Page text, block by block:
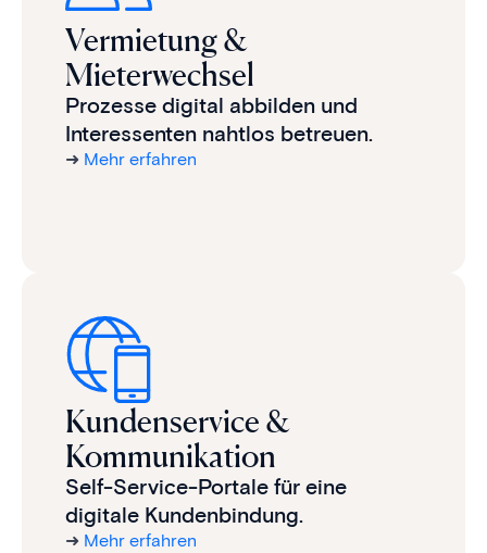
Vermietung &
Mieterwechsel
Prozesse digital abbilden und
Interessenten nahtlos betreuen.
➜ Mehr erfahren
Kundenservice &
Kommunikation
Self-Service-Portale für eine
digitale Kundenbindung.
➜ Mehr erfahren